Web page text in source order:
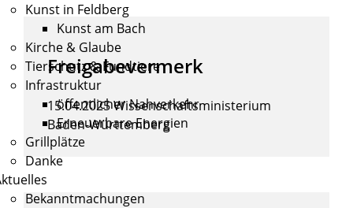
Kunst in Feldberg
Kunst am Bach
Kirche & Glaube
Tierschutz & Fundtiere
Infrastruktur
öffentlicher Nahverkehr
Erneuerbare Energien
Grillplätze
Danke
Bekanntmachungen
Freigabevermerk
15.04.2025 Wissenschaftsministerium
Baden-Württemberg